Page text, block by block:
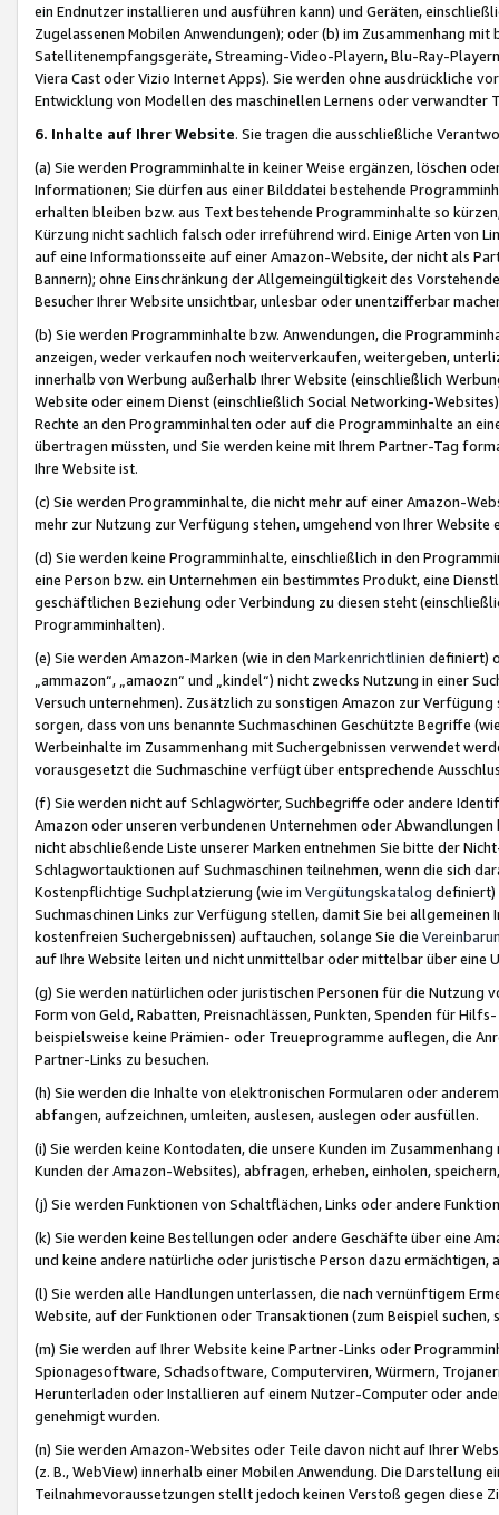
ein Endnutzer installieren und ausführen kann) und Geräten,
Zugelassenen Mobilen Anwendungen); oder (b) im Zusammenhang
Satellitenempfangsgeräte, Streaming-Video-Playern, Blu-Ray-
Viera Cast oder Vizio Internet Apps). Sie werden ohne ausdrückliche
Entwicklung von Modellen des maschinellen Lernens oder
6. Inhalte auf Ihrer Website. Sie tragen die ausschließliche
(a) Sie werden Programminhalte in keiner Weise ergänzen, löschen
Informationen; Sie dürfen aus einer Bilddatei bestehende
erhalten bleiben bzw. aus Text bestehende Programminhalte so
Kürzung nicht sachlich falsch oder irreführend wird. Einige Arten von
auf eine Informationsseite auf einer Amazon-Website, der nicht als
Bannern); ohne Einschränkung der Allgemeingültigkeit des
Besucher Ihrer Website unsichtbar, unlesbar oder unentzifferbar
(b) Sie werden Programminhalte bzw. Anwendungen, die
anzeigen, weder verkaufen noch weiterverkaufen, weitergeben,
innerhalb von Werbung außerhalb Ihrer Website (einschließlich
Website oder einem Dienst (einschließlich Social Networking-
Rechte an den Programminhalten oder auf die Programminhalte an
übertragen müssten, und Sie werden keine mit Ihrem Partner-Tag
Ihre Website ist.
(c) Sie werden Programminhalte, die nicht mehr auf einer Amazon-
mehr zur Nutzung zur Verfügung stehen, umgehend von Ihrer
(d) Sie werden keine Programminhalte, einschließlich in den
eine Person bzw. ein Unternehmen ein bestimmtes Produkt, eine
geschäftlichen Beziehung oder Verbindung zu diesen steht
Programminhalten).
(e) Sie werden Amazon-Marken (wie in den Markenrichtlinien definiert)
„ammazon“, „amaozn“ und „kindel“) nicht zwecks Nutzung in einer
Versuch unternehmen). Zusätzlich zu sonstigen Amazon zur
sorgen, dass von uns benannte Suchmaschinen Geschützte Begriffe
Werbeinhalte im Zusammenhang mit Suchergebnissen verwendet
vorausgesetzt die Suchmaschine verfügt über entsprechende
(f) Sie werden nicht auf Schlagwörter, Suchbegriffe oder andere
Amazon oder unseren verbundenen Unternehmen oder
nicht abschließende Liste unserer Marken entnehmen Sie bitte der
Schlagwortauktionen auf Suchmaschinen teilnehmen, wenn die sich
Kostenpflichtige Suchplatzierung (wie im Vergütungskatalog definiert)
Suchmaschinen Links zur Verfügung stellen, damit Sie bei
kostenfreien Suchergebnissen) auftauchen, solange Sie die
auf Ihre Website leiten und nicht unmittelbar oder mittelbar über eine
(g) Sie werden natürlichen oder juristischen Personen für die Nutzung
Form von Geld, Rabatten, Preisnachlässen, Punkten, Spenden für
beispielsweise keine Prämien- oder Treueprogramme auflegen, die
Partner-Links zu besuchen.
(h) Sie werden die Inhalte von elektronischen Formularen oder
abfangen, aufzeichnen, umleiten, auslesen, auslegen oder ausfüllen.
(i) Sie werden keine Kontodaten, die unsere Kunden im
Kunden der Amazon-Websites), abfragen, erheben, einholen,
(j) Sie werden Funktionen von Schaltflächen, Links oder andere
(k) Sie werden keine Bestellungen oder andere Geschäfte über eine
und keine andere natürliche oder juristische Person dazu
(l) Sie werden alle Handlungen unterlassen, die nach vernünftigem
Website, auf der Funktionen oder Transaktionen (zum Beispiel
(m) Sie werden auf Ihrer Website keine Partner-Links oder
Spionagesoftware, Schadsoftware, Computerviren, Würmern,
Herunterladen oder Installieren auf einem Nutzer-Computer oder
genehmigt wurden.
(n) Sie werden Amazon-Websites oder Teile davon nicht auf Ihrer
(z. B., WebView) innerhalb einer Mobilen Anwendung. Die Darstellung
Teilnahmevoraussetzungen stellt jedoch keinen Verstoß gegen diese